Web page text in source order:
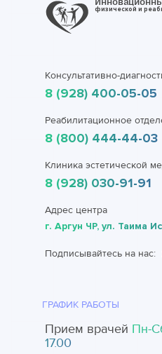
физической и
Консультативно-
8 (928) 400-05-05
Реабилитационное
8 (800) 444-44-03
Клиника эстетической
8 (928) 030-91-91
Адрес центра
г. Аргун ЧР, ул. Таима
Подписывайтесь на нас:
ГРАФИК РАБОТЫ
Прием врачей Пн-
17.00